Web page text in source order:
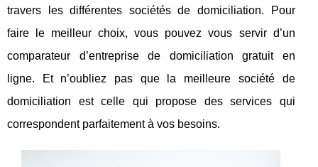
travers les différentes sociétés de domiciliation. Pour
faire le meilleur choix, vous pouvez vous servir d’un
comparateur d’entreprise de domiciliation gratuit en
ligne. Et n’oubliez pas que la meilleure société de
domiciliation est celle qui propose des services qui
correspondent parfaitement à vos besoins.